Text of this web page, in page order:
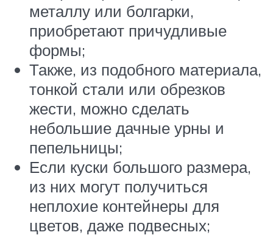
металлу или болгарки,
приобретают причудливые
формы;
Также, из подобного материала,
тонкой стали или обрезков
жести, можно сделать
небольшие дачные урны и
пепельницы;
Если куски большого размера,
из них могут получиться
неплохие контейнеры для
цветов, даже подвесных;